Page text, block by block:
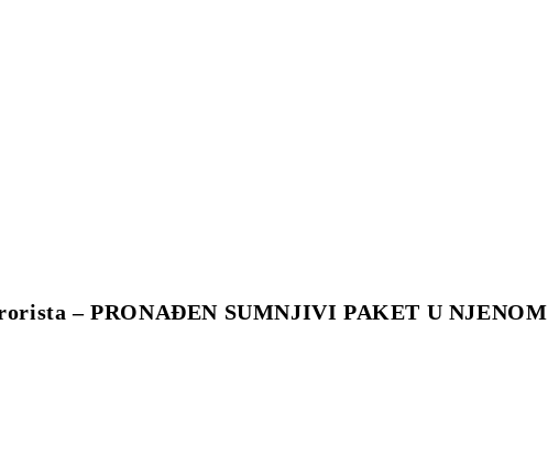
– PRONAĐEN SUMNJIVI PAKET U NJENOM